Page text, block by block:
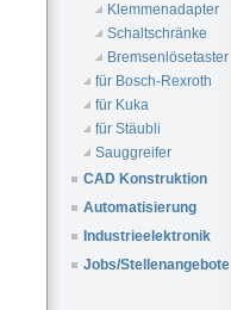
Klemmenadapter
Schaltschränke
Bremsenlösetaster
für Bosch-Rexroth
für Kuka
für Stäubli
Sauggreifer
CAD Konstruktion
Automatisierung
Industrieelektronik
Jobs/Stellenangebote